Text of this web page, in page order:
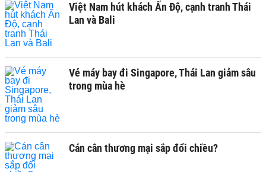
Việt Nam hút khách Ấn Độ, cạnh tranh Thái
Lan và Bali
Vé máy bay đi Singapore, Thái Lan giảm sâu
trong mùa hè
Cán cân thương mại sắp đổi chiều?